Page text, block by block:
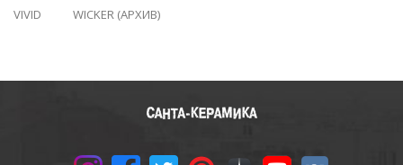
VIVID
WICKER (АРХИВ)